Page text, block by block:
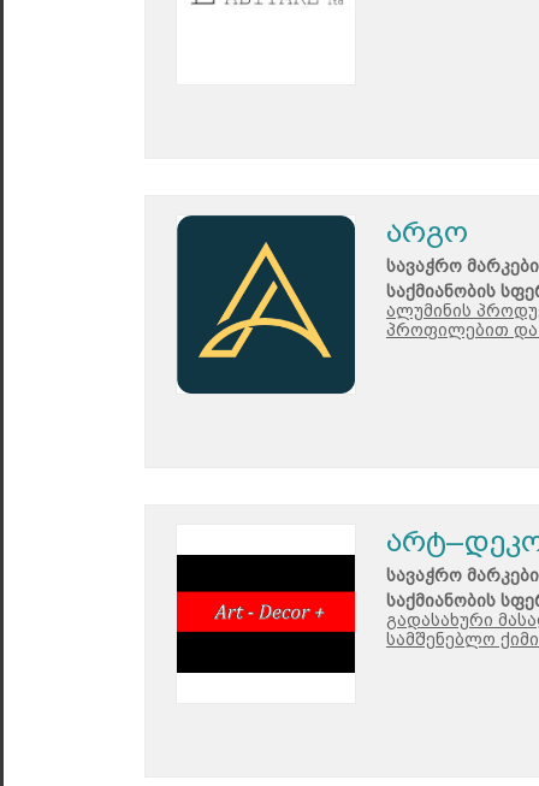
არგო
სავაჭრო
საქმიანობის
ალუმინის
პროფილებით და
სავაჭრო
საქმიანობის
გადასახური
სამშენებლო